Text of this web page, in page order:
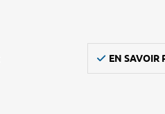
EN SAVOIR